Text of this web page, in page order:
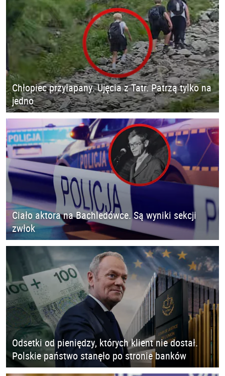
Chłopiec przyłapany. Ujęcia z Tatr. Patrzą tylko na
jedno
Ciało aktora na Bachledówce. Są wyniki sekcji
zwłok
Odsetki od pieniędzy, których klient nie dostał.
Polskie państwo stanęło po stronie banków